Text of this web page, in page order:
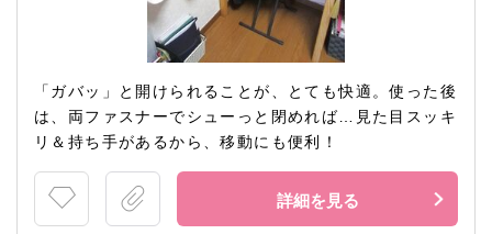
「ガバッ」と開けられることが、とても快適。使った後
は、両ファスナーでシューっと閉めれば…見た目スッキ
リ＆持ち手があるから、移動にも便利！
詳細を見る